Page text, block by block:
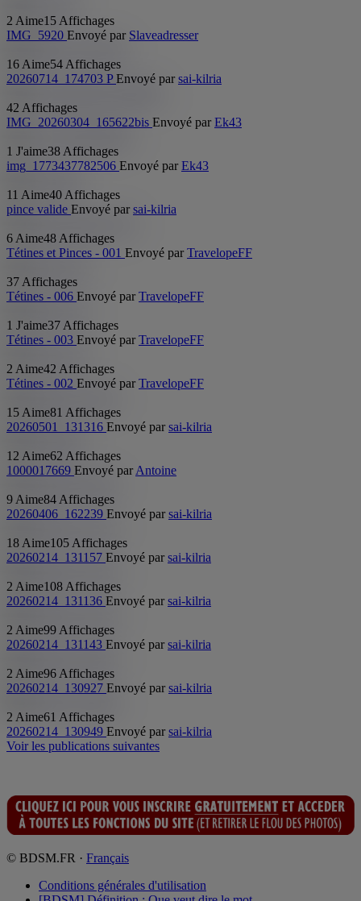
2 Aime15 Affichages
IMG_5920 Envoyé par Slaveadresser
16 Aime54 Affichages
20260714_174703 PEnvoyé par sai-kilria
42 Affichages
IMG_20260304_165622bis Envoyé par Ek43
1 J'aime38 Affichages
img_1773437782506 Envoyé par Ek43
11 Aime40 Affichages
pince valide Envoyé par sai-kilria
6 Aime48 Affichages
Tétines et Pinces - 001 Envoyé par TravelopeFF
37 Affichages
Tétines - 006 Envoyé par TravelopeFF
1 J'aime37 Affichages
Tétines - 003 Envoyé par TravelopeFF
2 Aime42 Affichages
Tétines - 002 Envoyé par TravelopeFF
15 Aime81 Affichages
20260501_131316 Envoyé par sai-kilria
12 Aime62 Affichages
1000017669 Envoyé par Antoine
9 Aime84 Affichages
20260406_162239 Envoyé par sai-kilria
18 Aime105 Affichages
20260214_131157 Envoyé par sai-kilria
2 Aime108 Affichages
20260214_131136 Envoyé par sai-kilria
2 Aime99 Affichages
20260214_131143 Envoyé par sai-kilria
2 Aime96 Affichages
20260214_130927 Envoyé par sai-kilria
2 Aime61 Affichages
20260214_130949 Envoyé par sai-kilria
Voir les publications suivantes
© BDSM.FR · Français
Conditions générales d'utilisation